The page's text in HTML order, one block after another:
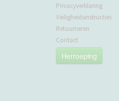
Privacyverklaring
Veiligheidsinstructies
Retourneren
Contact
Herroeping